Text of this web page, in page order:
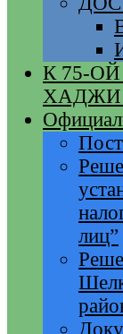
К 75-
ХАДЖИ
лиц”